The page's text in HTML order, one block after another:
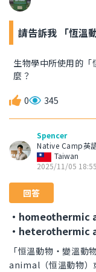
請告訴我 「恆溫
生物學中所使用的
麼？
0 345
Spencer
Native Camp英
Taiwan
2025/11/05 18:55
回答
・homeothermic
・heterothermic
「恒溫動物・變溫
animal（恒溫動物